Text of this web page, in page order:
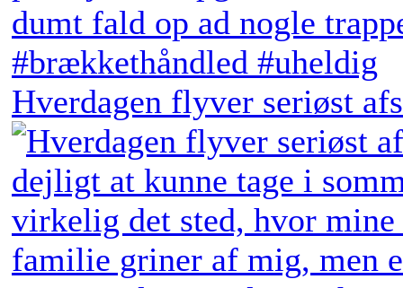
Hverdagen flyver seriøst